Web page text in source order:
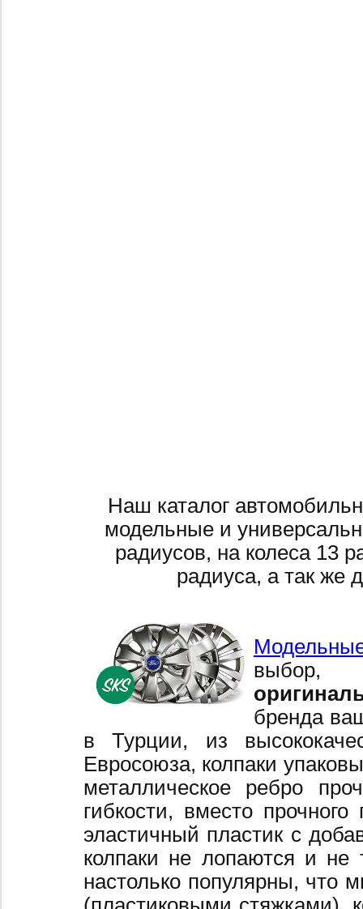
Наш каталог
модельные и
радиусов, на колеса 13
радиуса, а так же
выбор,
бренда
в Турции, из
Евросоюза, колпаки
металлическое ребро
гибкости, вместо
эластичный пластик с
колпаки не лопаются и не
настолько популярны, что